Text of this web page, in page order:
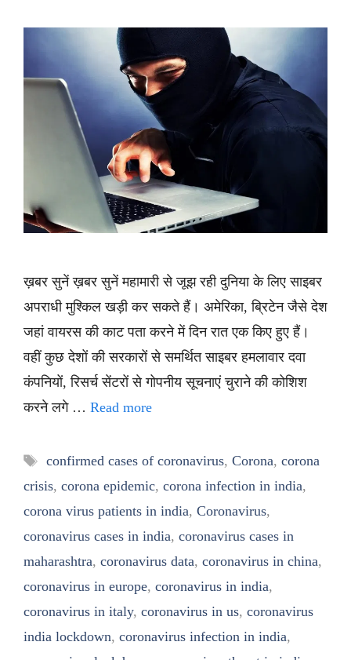
ख़बर सुनें ख़बर सुनें महामारी से जूझ रही दुनिया के लिए साइबर
अपराधी मुश्किल खड़ी कर सकते हैं। अमेरिका, ब्रिटेन जैसे देश
जहां वायरस की काट पता करने में दिन रात एक किए हुए हैं।
वहीं कुछ देशों की सरकारों से समर्थित साइबर हमलावार दवा
कंपनियों, रिसर्च सेंटरों से गोपनीय सूचनाएं चुराने की कोशिश
करने लगे … Read more
Tags
confirmed cases of coronavirus, Corona, corona
crisis, corona epidemic, corona infection in india,
corona virus patients in india, Coronavirus,
coronavirus cases in india, coronavirus cases in
maharashtra, coronavirus data, coronavirus in china,
coronavirus in europe, coronavirus in india,
coronavirus in italy, coronavirus in us, coronavirus
india lockdown, coronavirus infection in india,